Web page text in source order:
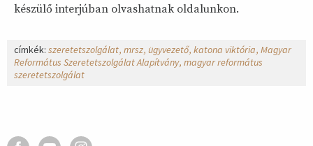
készülő interjúban olvashatnak oldalunkon.
címkék: szeretetszolgálat mrsz ügyvezető katona viktória Magyar
Református Szeretetszolgálat Alapítvány magyar református
szeretetszolgálat